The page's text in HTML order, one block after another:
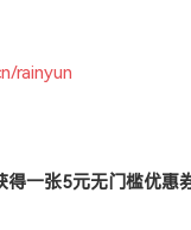
rainyun
得一张5元无门槛优